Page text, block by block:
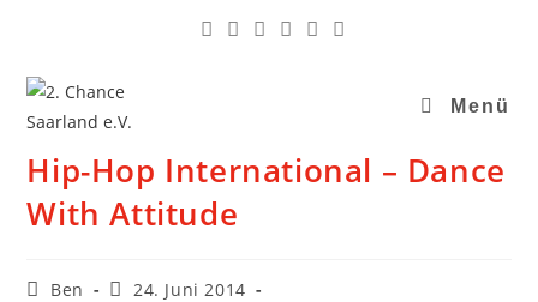
Menü
Hip-Hop International – Dance
With Attitude
Ben
24. Juni 2014